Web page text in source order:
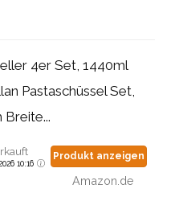
4er Set, 1440ml
Pastaschüssel Set,
Breite...
10:16
Produkt anzeigen
Amazon.de